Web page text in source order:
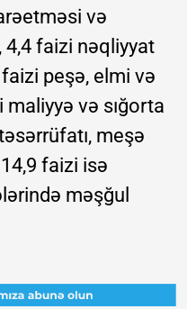
və
faizi nəqliyyat
peşə, elmi və
və sığorta
meşə
14,9 faizi isə
məşğul